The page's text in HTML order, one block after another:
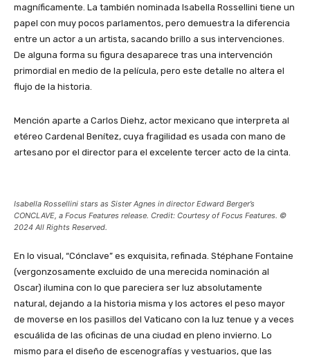
magníficamente. La también nominada Isabella Rossellini tiene un
papel con muy pocos parlamentos, pero demuestra la diferencia
entre un actor a un artista, sacando brillo a sus intervenciones.
De alguna forma su figura desaparece tras una intervención
primordial en medio de la película, pero este detalle no altera el
flujo de la historia.
Mención aparte a Carlos Diehz, actor mexicano que interpreta al
etéreo Cardenal Benítez, cuya fragilidad es usada con mano de
artesano por el director para el excelente tercer acto de la cinta.
Isabella Rossellini stars as Sister Agnes in director Edward Berger’s
CONCLAVE, a Focus Features release. Credit: Courtesy of Focus Features. ©
2024 All Rights Reserved.
En lo visual, “Cónclave” es exquisita, refinada. Stéphane Fontaine
(vergonzosamente excluido de una merecida nominación al
Oscar) ilumina con lo que pareciera ser luz absolutamente
natural, dejando a la historia misma y los actores el peso mayor
de moverse en los pasillos del Vaticano con la luz tenue y a veces
escuálida de las oficinas de una ciudad en pleno invierno. Lo
mismo para el diseño de escenografías y vestuarios, que las